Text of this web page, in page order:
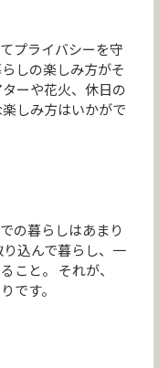
プライバシーを守
しの楽しみ方がそ
ーや花火、休日の
しみ方はいかがで
の暮らしはあまり
込んで暮らし、一
こと。 それが、
です。